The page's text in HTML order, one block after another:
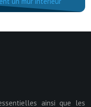
ainsi que les